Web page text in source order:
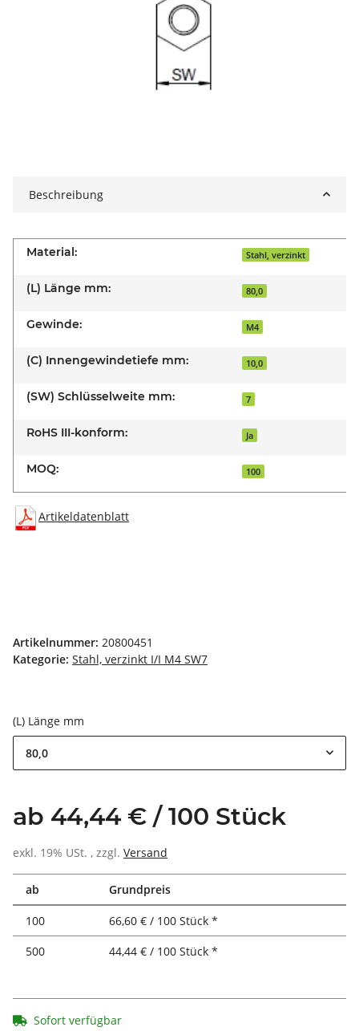
Beschreibung
Material: Stahl, verzinkt
(L) Länge mm: 80,0
Gewinde: M4
(C) Innengewindetiefe mm: 10,0
(SW) Schlüsselweite mm: 7
RoHS III-konform: Ja
MOQ: 100
Artikeldatenblatt
Artikelnummer: 20800451
Kategorie: Stahl, verzinkt I/I M4 SW7
(L) Länge mm
80,0
ab 44,44 € / 100 Stück
exkl. 19% USt. , zzgl. Versand
ab Grundpreis
100
66,60 € / 100 Stück *
500
44,44 € / 100 Stück *
Sofort verfügbar